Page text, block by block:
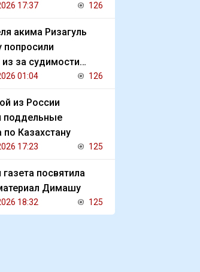
и потерялся
17:37 126
акима Ризагуль
попросили
из за судимости
01:04 126
из России
поддельные
по Казахстану
17:23 125
посвятила
Димашу
18:32 125